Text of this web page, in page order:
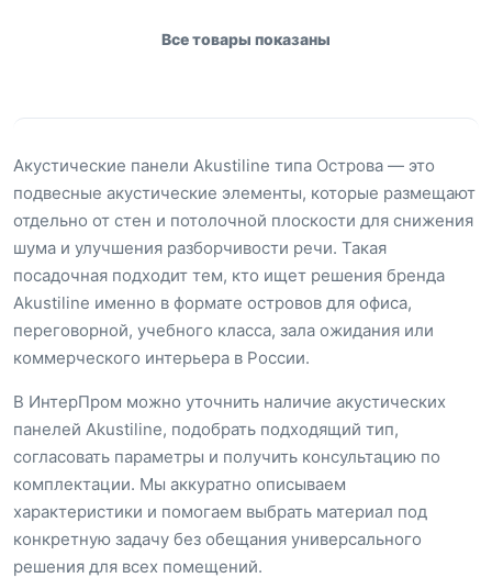
Все товары показаны
Акустические панели Akustiline типа Острова — это
подвесные акустические элементы, которые размещают
отдельно от стен и потолочной плоскости для снижения
шума и улучшения разборчивости речи. Такая
посадочная подходит тем, кто ищет решения бренда
Akustiline именно в формате островов для офиса,
переговорной, учебного класса, зала ожидания или
коммерческого интерьера в России.
В ИнтерПром можно уточнить наличие акустических
панелей Akustiline, подобрать подходящий тип,
согласовать параметры и получить консультацию по
комплектации. Мы аккуратно описываем
характеристики и помогаем выбрать материал под
конкретную задачу без обещания универсального
решения для всех помещений.